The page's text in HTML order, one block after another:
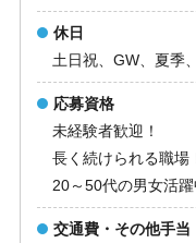
休日
土日祝、GW、夏季
応募資格
未経験者歓迎！
長く続けられる職場
20～50代の男女活躍
交通費・その他手当